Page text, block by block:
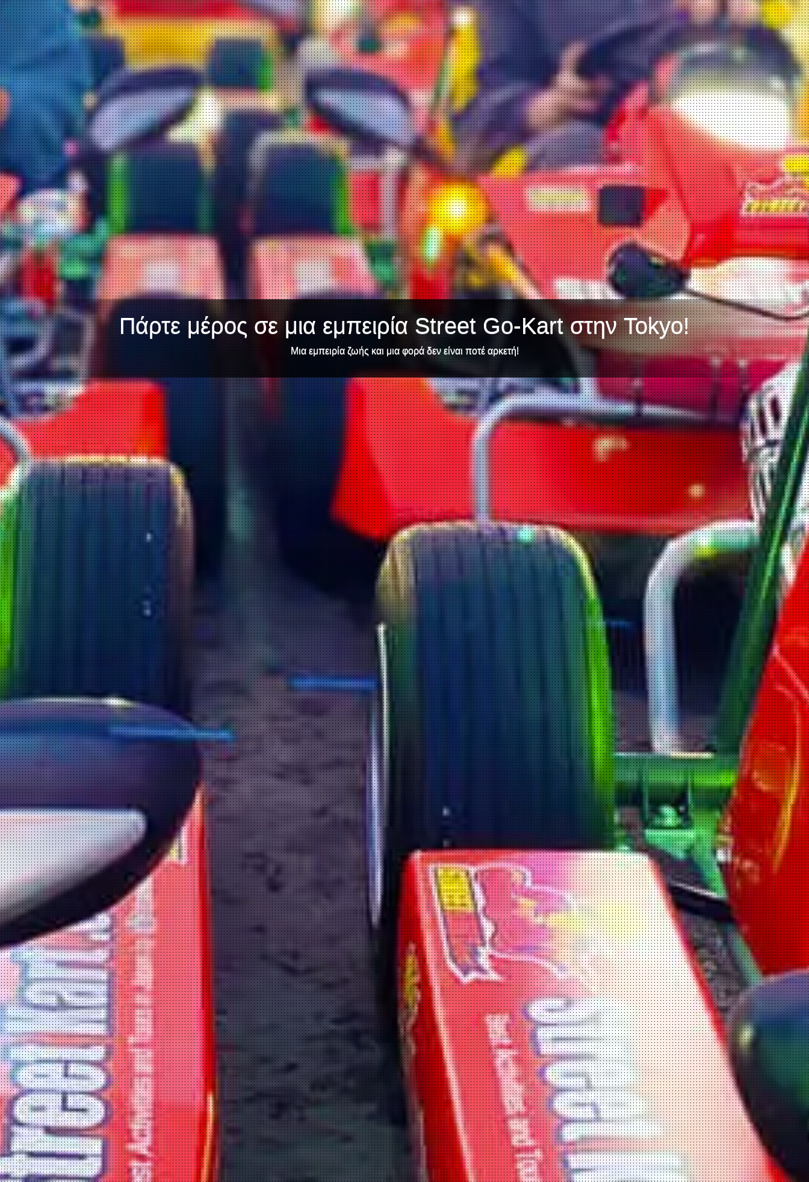
Πάρτε μέρος σε μια εμπειρία Street Go-Kart στην Tokyo!
Μια εμπειρία ζωής και μια φορά δεν είναι ποτέ αρκετή!